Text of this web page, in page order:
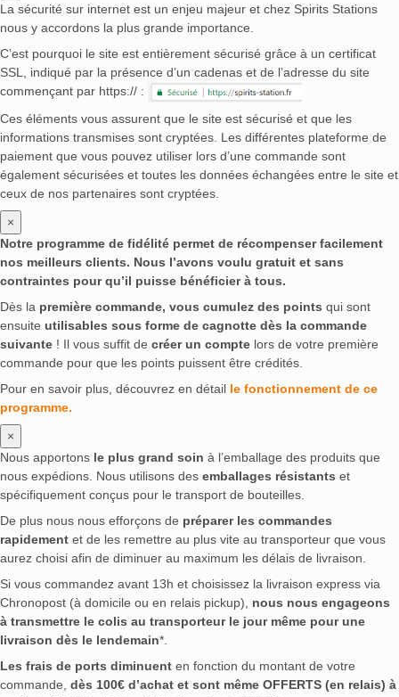
La sécurité sur internet est un enjeu majeur et chez Spirits Stations
nous y accordons la plus grande importance.
C’est pourquoi le site est entièrement sécurisé grâce à un certificat
SSL, indiqué par la présence d’un cadenas et de l’adresse du site
commençant par https:// :
Ces éléments vous assurent que le site est sécurisé et que les
informations transmises sont cryptées. Les différentes plateforme de
paiement que vous pouvez utiliser lors d’une commande sont
également sécurisées et toutes les données échangées entre le site et
ceux de nos partenaires sont cryptées.
×
Notre programme de fidélité permet de récompenser facilement
nos meilleurs clients. Nous l’avons voulu gratuit et sans
contraintes pour qu’il puisse bénéficier à tous.
Dès la première commande, vous cumulez des points qui sont
ensuite utilisables sous forme de cagnotte dès la commande
suivante ! Il vous suffit de créer un compte lors de votre première
commande pour que les points puissent être crédités.
Pour en savoir plus, découvrez en détail le fonctionnement de ce
programme.
×
Nous apportons le plus grand soin à l’emballage des produits que
nous expédions. Nous utilisons des emballages résistants et
spécifiquement conçus pour le transport de bouteilles.
De plus nous nous efforçons de préparer les commandes
rapidement et de les remettre au plus vite au transporteur que vous
aurez choisi afin de diminuer au maximum les délais de livraison.
Si vous commandez avant 13h et choisissez la livraison express via
Chronopost (à domicile ou en relais pickup), nous nous engageons
à transmettre le colis au transporteur le jour même pour une
livraison dès le lendemain*.
Les frais de ports diminuent en fonction du montant de votre
commande, dès 100€ d’achat et sont même OFFERTS (en relais) à